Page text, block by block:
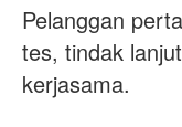
Pelanggan
tes, tindak
kerjasama.